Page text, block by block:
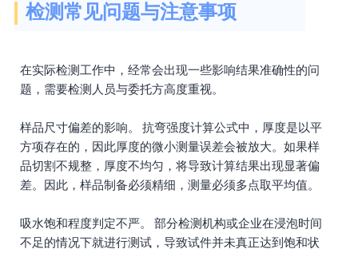
检测常见问题与注意事项
在实际检测工作中，经常会出现一些影响结果准确性的问
题，需要检测人员与委托方高度重视。
样品尺寸偏差的影响。 抗弯强度计算公式中，厚度是以平
方项存在的，因此厚度的微小测量误差会被放大。如果样
品切割不规整，厚度不均匀，将导致计算结果出现显著偏
差。因此，样品制备必须精细，测量必须多点取平均值。
吸水饱和程度判定不严。 部分检测机构或企业在浸泡时间
不足的情况下就进行测试，导致试件并未真正达到饱和状